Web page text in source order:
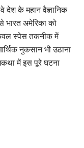
देश के महान वैज्ञानिक
अमेरिका को
स्पेस तकनीक में
नुकसान भी उठाना
में इस पूरे घटना